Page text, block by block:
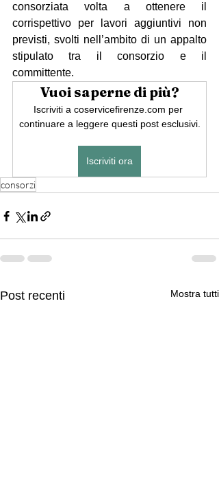
consorziata volta a ottenere il
corrispettivo per lavori aggiuntivi non
previsti, svolti nell’ambito di un appalto
stipulato tra il consorzio e il
committente.
Vuoi saperne di più?
Iscriviti a coservicefirenze.com per
continuare a leggere questi post esclusivi.
Iscriviti ora
consorzi
Post recenti Mostra tutti